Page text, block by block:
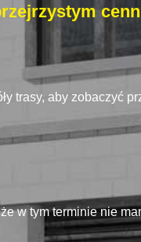
trasy, aby zobaczyć
w tym terminie nie